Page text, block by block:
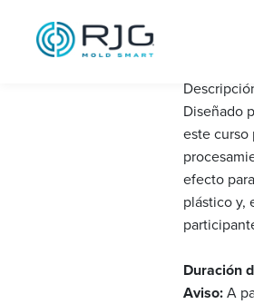
Diseñado
este curso
efecto
plástico y,
Duración
Aviso:A